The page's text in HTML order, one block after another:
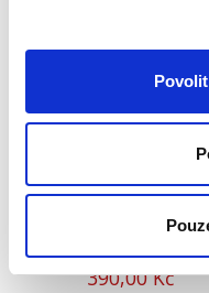
390,00 Kč